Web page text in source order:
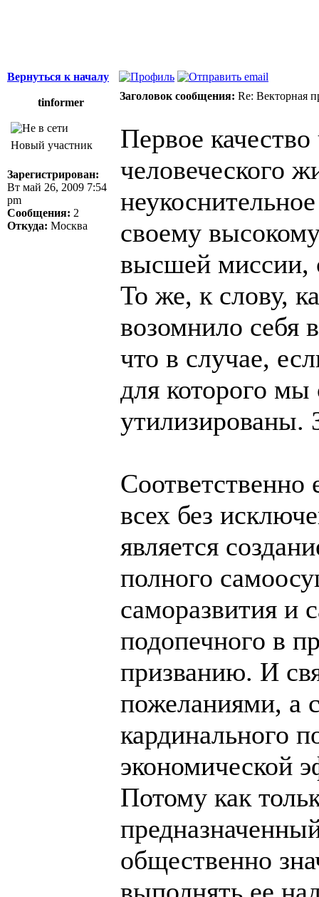
Вернуться к началу
tinformer
Заголовок сообщения: Re: Векторная
Новый участник
Зарегистрирован:
Вт май 26, 2009 7:54
pm
Сообщения: 2
Откуда: Москва
Первое
человеческого
своему
высшей миссии,
То же, к слову,
возомнило себя
что в случае,
для которого
утилизированы.
Соответственно
всех без
является
полного
саморазвития и
подопечного в
призванию. И
пожеланиями, а
кардинального
экономической
Потому как
общественно